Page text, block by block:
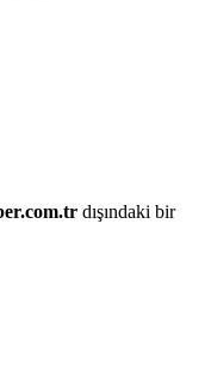
dışındaki bir